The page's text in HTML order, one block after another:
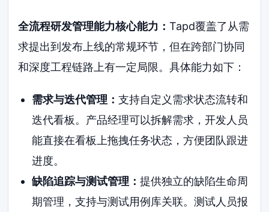
全流程研发管理能力核心能力：Tapd覆盖了从需
求提出到发布上线的常规环节，但在跨部门协同
和深度工程链路上有一定局限。具体能力如下：
需求与迭代管理： 支持自定义需求状态流转和
迭代看板。产品经理可以拆解需求，开发人员
能直接在看板上拖拽任务状态，方便团队跟进
进度。
缺陷追踪与测试管理： 提供独立的缺陷生命周
期管理，支持与测试用例库关联。测试人员报